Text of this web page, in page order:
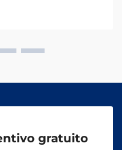
le operazioni
sistemi si basa su
gratuito